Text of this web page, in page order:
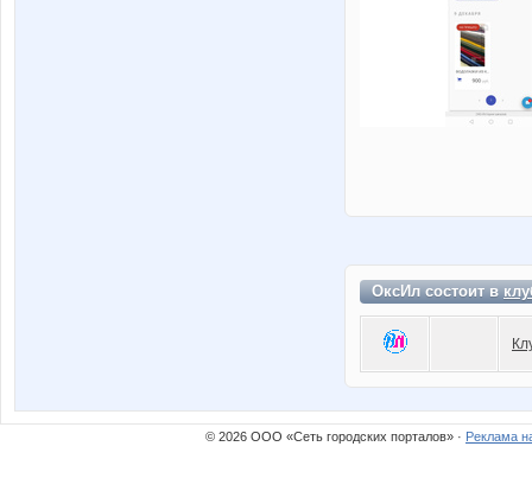
ОксИл состоит в
© 2026 ООО «Сеть городских порталов» · Реклама